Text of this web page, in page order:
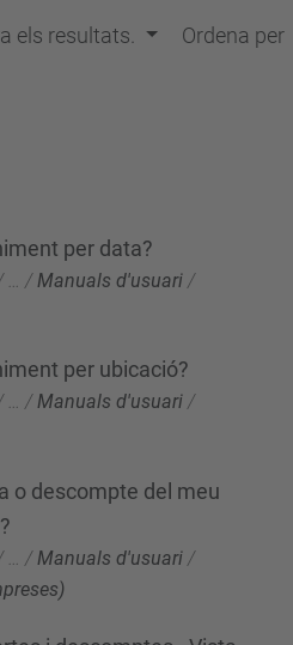
els resultats. Ordena per
per data?
/ Manuals d'usuari /
per ubicació?
… /Manuals d'usuari /
o descompte del meu
/ Manuals d'usuari /